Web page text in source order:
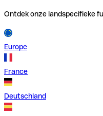
Ontdek onze landspecifieke
Europe
France
Deutschland